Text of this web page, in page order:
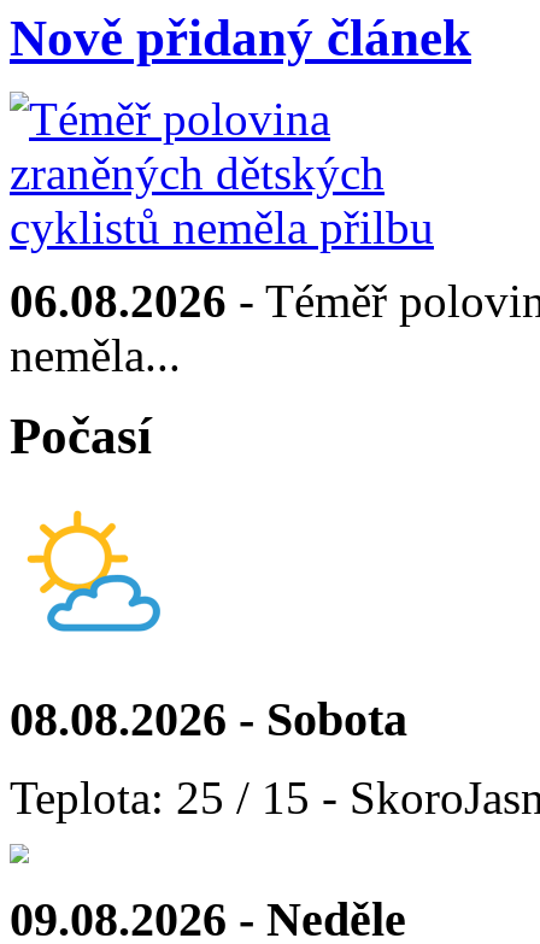
Nově přidaný článek
06.08.2026 - Téměř
neměla...
Počasí
08.08.2026 - Sobota
Teplota: 25 / 15 -
09.08.2026 - Neděle